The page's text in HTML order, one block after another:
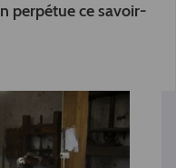
perpétue ce savoir-